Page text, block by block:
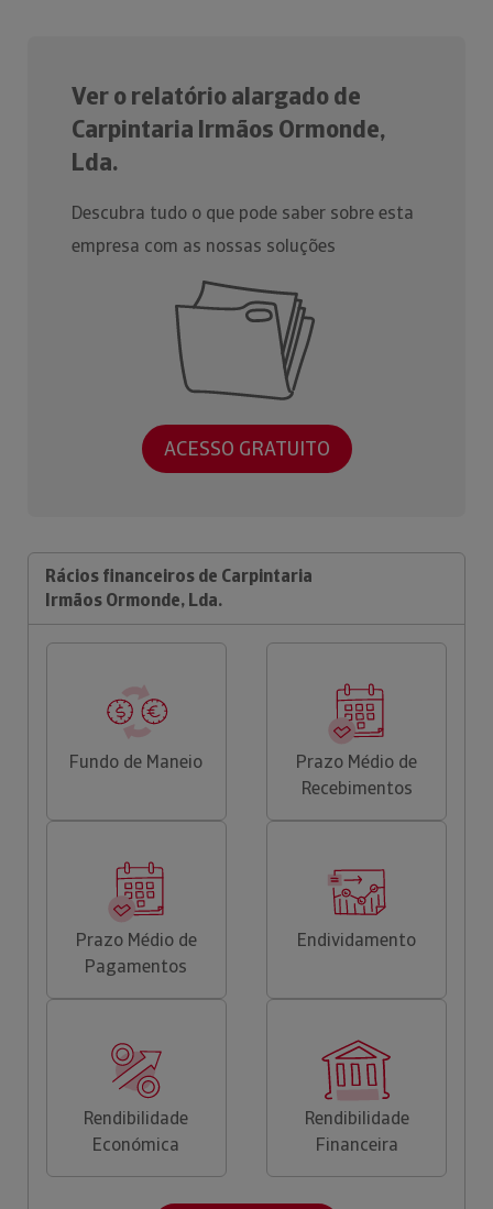
Ver o relatório alargado de
Carpintaria Irmãos Ormonde,
Lda.
Descubra tudo o que pode saber sobre esta
empresa com as nossas soluções
ACESSO GRATUITO
Rácios financeiros de Carpintaria
Irmãos Ormonde, Lda.
Fundo de Maneio
Prazo Médio de
Recebimentos
Prazo Médio de
Pagamentos
Endividamento
Rendibilidade
Económica
Rendibilidade
Financeira